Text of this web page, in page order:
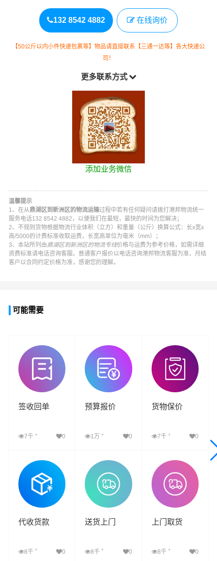
132 8542 4882 在线询价
【50公斤以内小件快递包裹等】物品请直接联系【三通一达等】各大快递公
司！
更多联系方式
添加业务微信
温馨提示
1、在从鼎湖区到新洲区的物流运输过程中若有任何疑问请拨打 港邦物流统一
服务电话132 8542 4882 ，以便我们在最短，最快的时间为您解决；
2、不规则货物根据物流行业体积（立方）和重量（公斤）换算公式：长x宽x
高/5000的计费标准收取运费，长宽高单位为毫米（mm）；
3、本站所列由鼎湖区到新洲区的物流专线价格与运费为参考价格，如需详细
资费标准请电话咨询客服。普通客户报价以电话咨询港邦物流客服为准，月结
客户以合同约定价格为准，感谢您的理解。
可能需要
签收回单
7千 + 0
查看详细
预算报价
1万+ 0
查看详细
货物保价
7千 + 0
查看详细
代收货款
8千 + 0
送货上门
8千+ 0
上门取货
8千 + 0